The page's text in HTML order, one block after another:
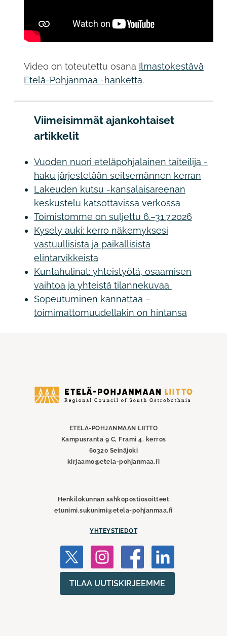
Video on toteutettu osana Ilmastokestävä
Etelä-Pohjanmaa -hanketta.
Viimeisimmät ajankohtaiset
artikkelit
Vuoden nuori eteläpohjalainen taiteilija -
haku järjestetään seitsemännen kerran
Lakeuden kutsu -kansalaisareenan
keskustelu katsottavissa verkossa
Toimistomme on suljettu 6.–31.7.2026
Kysely auki: kerro näkemyksesi
vastuullisista ja paikallisista
elintarvikkeista
Kuntahulinat: yhteistyötä, osaamisen
vaihtoa ja yhteistä tilannekuvaa
Sopeutuminen kannattaa –
toimimattomuudellakin on hintansa
Etelä-
ETELÄ-POHJANMAAN LIITTO
Kampusranta 9 C, Frami 4. kerros
60320 Seinäjoki
kirjaamo@etela-pohjanmaa.fi
Henkilökunnan sähköpostiosoitteet
etunimi.sukunimi@etela-pohjanmaa.fi
YHTEYSTIEDOT
TILAA UUTISKIRJEEMME